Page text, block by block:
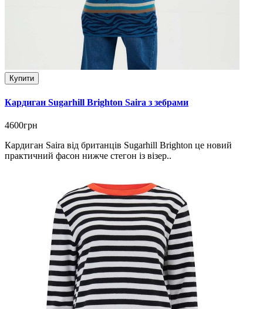
Купити
Кардиган Sugarhill Brighton Saira з зебрами
4600грн
Кардиган Saira від британців Sugarhill Brighton це новий
практичний фасон нижче стегон із візер..